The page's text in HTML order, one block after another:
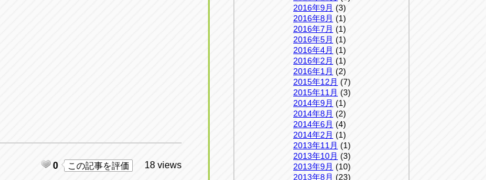
0 この記事を評価 18 views
2016年9月 (3)
2016年8月 (1)
2016年7月 (1)
2016年5月 (1)
2016年4月 (1)
2016年2月 (1)
2016年1月 (2)
2015年12月 (7)
2015年11月 (3)
2014年9月 (1)
2014年8月 (2)
2014年6月 (4)
2014年2月 (1)
2013年11月 (1)
2013年10月 (3)
2013年9月 (10)
2013年8月 (23)